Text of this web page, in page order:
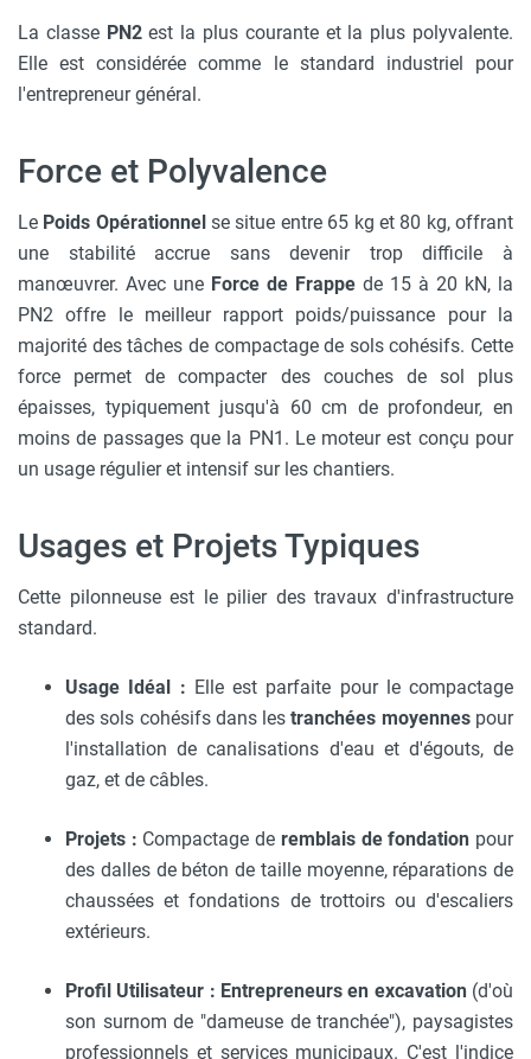
La classe PN2est la plus courante et la plus polyvalente.
Elle est considérée comme le standard industriel pour
l'entrepreneur général.
Force et Polyvalence
Le Poids Opérationnelse situe entre 65 kg et 80 kg, offrant
une stabilité accrue sans devenir trop difficile à
manœuvrer. Avec une Force de Frappe de 15 à 20 kN, la
PN2 offre le meilleur rapport poids/puissance pour la
majorité des tâches de compactage de sols cohésifs. Cette
force permet de compacter des couches de sol plus
épaisses, typiquement jusqu'à 60 cm de profondeur, en
moins de passages que la PN1. Le moteur est conçu pour
un usage régulier et intensif sur les chantiers.
Usages et Projets Typiques
Cette pilonneuse est le pilier des travaux d'infrastructure
standard.
Usage Idéal : Elle est parfaite pour le compactage
des sols cohésifs dans lestranchées moyennespour
l'installation de canalisations d'eau et d'égouts, de
gaz, et de câbles.
Projets : Compactage de remblais de fondation pour
des dalles de béton de taille moyenne, réparations de
chaussées et fondations de trottoirs ou d'escaliers
extérieurs.
Profil Utilisateur : Entrepreneurs en excavation(d'où
son surnom de "dameuse de tranchée"), paysagistes
professionnels et services municipaux. C'est l'indice